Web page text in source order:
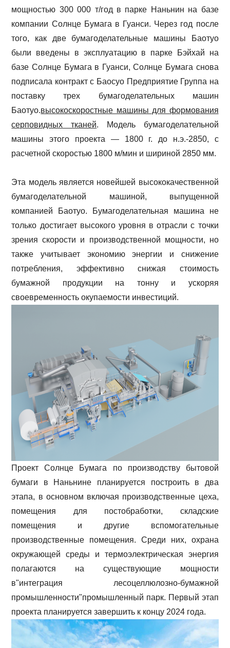
мощностью 300 000 т/год в парке Наньнин на базе
компании Солнце Бумага в Гуанси. Через год после
того, как две бумагоделательные машины Баотуо
были введены в эксплуатацию в парке Бэйхай на
базе Солнце Бумага в Гуанси, Солнце Бумага снова
подписала контракт с Баосуо Предприятие Группа на
поставку трех бумагоделательных машин
Баотуо.высокоскоростные машины для формования
серповидных тканей. Модель бумагоделательной
машины этого проекта — 1800 г. до н.э.-2850, с
расчетной скоростью 1800 м/мин и шириной 2850 мм.
Эта модель является новейшей высококачественной
бумагоделательной машиной, выпущенной
компанией Баотуо. Бумагоделательная машина не
только достигает высокого уровня в отрасли с точки
зрения скорости и производственной мощности, но
также учитывает экономию энергии и снижение
потребления, эффективно снижая стоимость
бумажной продукции на тонну и ускоряя
своевременность окупаемости инвестиций.
Проект Солнце Бумага по производству бытовой
бумаги в Наньнине планируется построить в два
этапа, в основном включая производственные цеха,
помещения для постобработки, складские
помещения и другие вспомогательные
производственные помещения. Среди них, охрана
окружающей среды и термоэлектрическая энергия
полагаются на существующие мощности
в"интеграция лесоцеллюлозно-бумажной
промышленности"промышленный парк. Первый этап
проекта планируется завершить к концу 2024 года.